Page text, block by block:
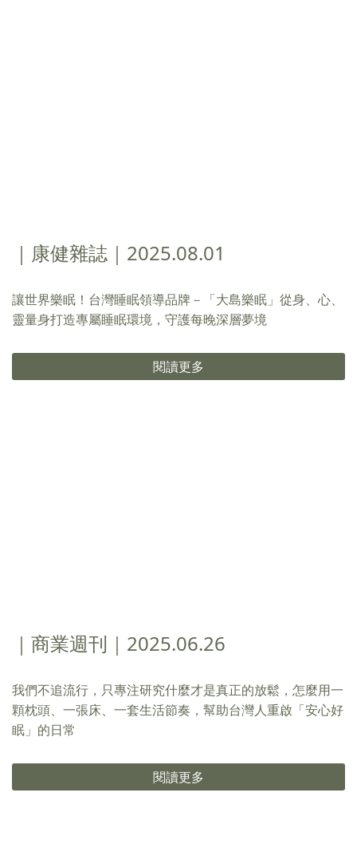
｜康健雜誌｜2025.08.01
讓世界樂眠！台灣睡眠領導品牌－「大島樂眠」從身、心、
靈量身打造專屬睡眠環境，守護每晚深層夢境
閱讀更多
｜商業週刊｜2025.06.26
我們不追流行，只專注研究什麼才是真正的放鬆，怎麼用一
顆枕頭、一張床、一套生活節奏，幫助台灣人重啟「安心好
眠」的日常
閱讀更多